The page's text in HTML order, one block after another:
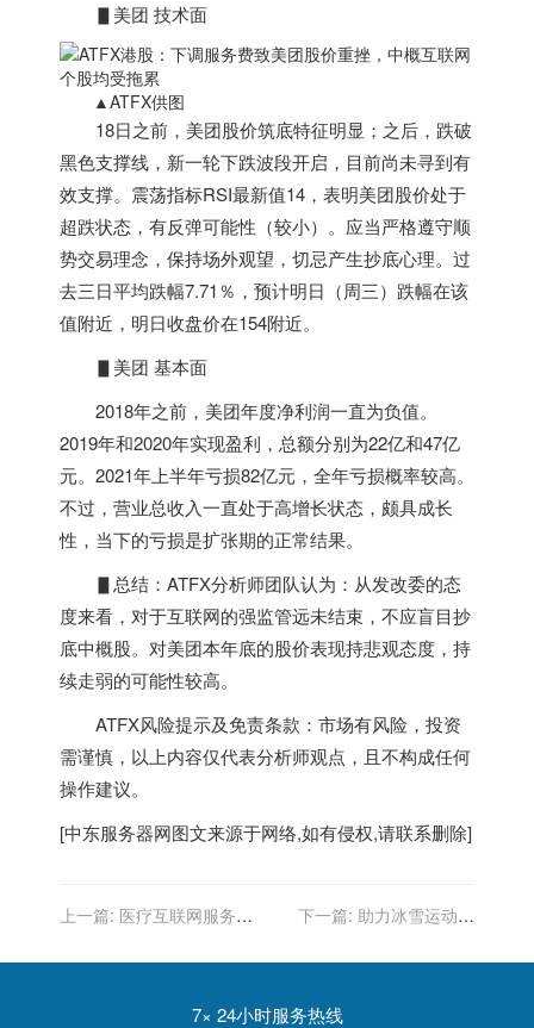
▋美团 技术面
▲ATFX供图
18日之前，美团股价筑底特征明显；之后，跌破
黑色支撑线，新一轮下跌波段开启，目前尚未寻到有
效支撑。震荡指标RSI最新值14，表明美团股价处于
超跌状态，有反弹可能性（较小）。应当严格遵守顺
势交易理念，保持场外观望，切忌产生抄底心理。过
去三日平均跌幅7.71％，预计明日（周三）跌幅在该
值附近，明日收盘价在154附近。
▋美团 基本面
2018年之前，美团年度净利润一直为负值。
2019年和2020年实现盈利，总额分别为22亿和47亿
元。2021年上半年亏损82亿元，全年亏损概率较高。
不过，营业总收入一直处于高增长状态，颇具成长
性，当下的亏损是扩张期的正常结果。
▋总结：ATFX分析师团队认为：从发改委的态
度来看，对于互联网的强监管远未结束，不应盲目抄
底中概股。对美团本年底的股价表现持悲观态度，持
续走弱的可能性较高。
ATFX风险提示及免责条款：市场有风险，投资
需谨慎，以上内容仅代表分析师观点，且不构成任何
操作建议。
[中东服务器网图文来源于网络,如有侵权,请联系删除]
上一篇: 医疗互联网服务领
科APP上线
下一篇: 助力冰雪运动破
力量
7× 24小时服务热线